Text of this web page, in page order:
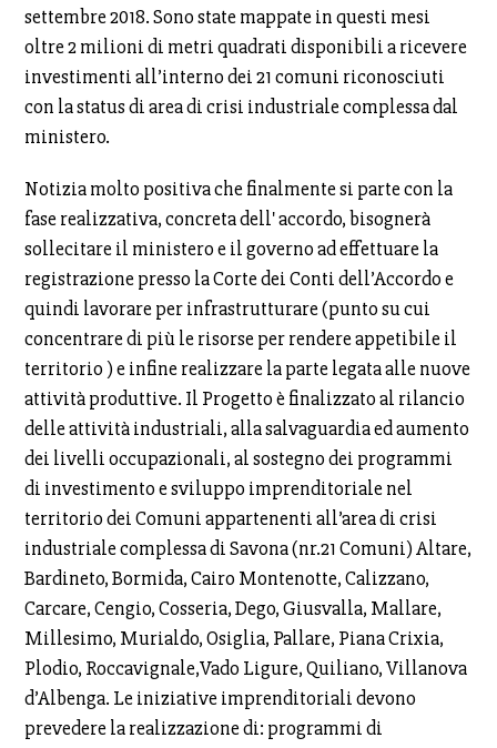
settembre 2018. Sono state mappate in questi mesi
oltre 2 milioni di metri quadrati disponibili a ricevere
investimenti all’interno dei 21 comuni riconosciuti
con la status di area di crisi industriale complessa dal
ministero.
Notizia molto positiva che finalmente si parte con la
fase realizzativa, concreta dell' accordo, bisognerà
sollecitare il ministero e il governo ad effettuare la
registrazione presso la Corte dei Conti dell’Accordo e
quindi lavorare per infrastrutturare (punto su cui
concentrare di più le risorse per rendere appetibile il
territorio ) e infine realizzare la parte legata alle nuove
attività produttive. Il Progetto è finalizzato al rilancio
delle attività industriali, alla salvaguardia ed aumento
dei livelli occupazionali, al sostegno dei programmi
di investimento e sviluppo imprenditoriale nel
territorio dei Comuni appartenenti all’area di crisi
industriale complessa di Savona (nr.21 Comuni) Altare,
Bardineto, Bormida, Cairo Montenotte, Calizzano,
Carcare, Cengio, Cosseria, Dego, Giusvalla, Mallare,
Millesimo, Murialdo, Osiglia, Pallare, Piana Crixia,
Plodio, Roccavignale,Vado Ligure, Quiliano, Villanova
d’Albenga. Le iniziative imprenditoriali devono
prevedere la realizzazione di: programmi di